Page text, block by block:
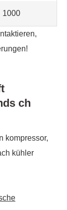
1000
ch
kompressor,
kühler